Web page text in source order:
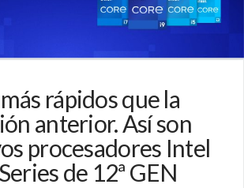
rápidos que la
anterior. Así son
procesadores Intel
de 12ª GEN